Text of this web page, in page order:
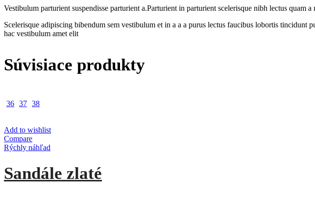
Vestibulum parturient suspendisse parturient a.Parturient in parturient scelerisque nibh lectus quam
Scelerisque adipiscing bibendum sem vestibulum et in a a a purus lectus faucibus lobortis tincidunt
hac vestibulum amet elit
Súvisiace produkty
36 37 38
Add to wishlist
Compare
Rýchly náhľad
Sandále zlaté